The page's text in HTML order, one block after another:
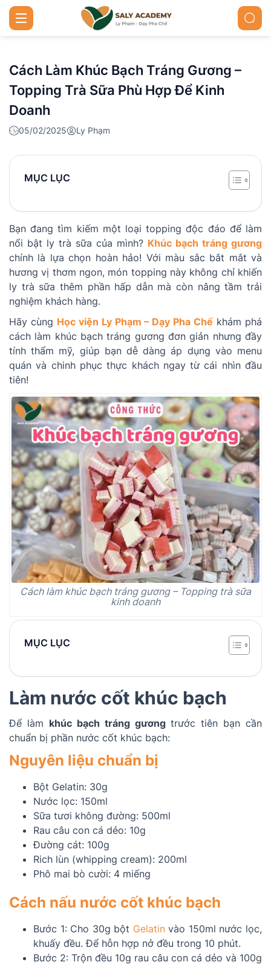
Cách Làm Khúc Bạch Tráng Gương –
Topping Trà Sữa Phù Hợp Để Kinh
Doanh
05/02/2025 Ly Phạm
MỤC LỤC
Bạn đang tìm kiếm một loại topping độc đáo để làm
nổi bật ly trà sữa của mình? Khúc bạch tráng gương
chính là lựa chọn hoàn hảo! Với màu sắc bắt mắt và
hương vị thơm ngon, món topping này không chỉ khiến
ly trà sữa thêm phần hấp dẫn mà còn nâng tầm trải
nghiệm khách hàng.
Hãy cùng Học viện Ly Phạm – Dạy Pha Chế khám phá
cách làm khúc bạch tráng gương đơn giản nhưng đầy
tính thẩm mỹ, giúp bạn dễ dàng áp dụng vào menu
quán và chinh phục thực khách ngay từ cái nhìn đầu
tiên!
Cách làm khúc bạch tráng gương – Topping trà sữa
kinh doanh
MỤC LỤC
Làm nước cốt khúc bạch
Để làm khúc bạch tráng gương trước tiên bạn cần
chuẩn bị phần nước cốt khúc bạch:
Nguyên liệu chuẩn bị
Bột Gelatin: 30g
Nước lọc: 150ml
Sữa tươi không đường: 500ml
Rau câu con cá dẻo: 10g
Đường cát: 100g
Rich lùn (whipping cream): 200ml
Phô mai bò cười: 4 miếng
Cách nấu nước cốt khúc bạch
Bước 1: Cho 30g bột Gelatinvào 150ml nước lọc,
khuấy đều. Để hỗn hợp nở đều trong 10 phút.
Bước 2: Trộn đều 10g rau câu con cá dẻo và 100g